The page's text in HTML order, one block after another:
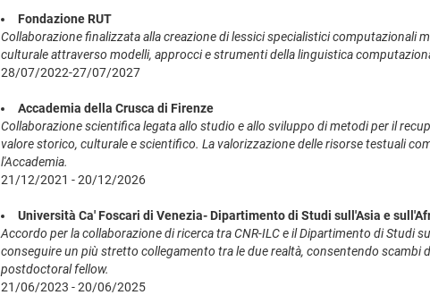
Fondazione RUT
Collaborazione finalizzata alla creazione di lessici specialistici computazionali
culturale attraverso modelli, approcci e strumenti della linguistica
28/07/2022-27/07/2027
Accademia della Crusca di Firenze
Collaborazione scientifica legata allo studio e allo sviluppo di metodi per il
valore storico, culturale e scientifico. La valorizzazione delle risorse testuali
l'Accademia.
21/12/2021 - 20/12/2026
Università Ca' Foscari di Venezia- Dipartimento di Studi sull'Asia e
Accordo per la collaborazione di ricerca tra CNR-ILC e il Dipartimento di Studi
conseguire un più stretto collegamento tra le due realtà, consentendo
postdoctoral fellow.
21/06/2023 - 20/06/2025